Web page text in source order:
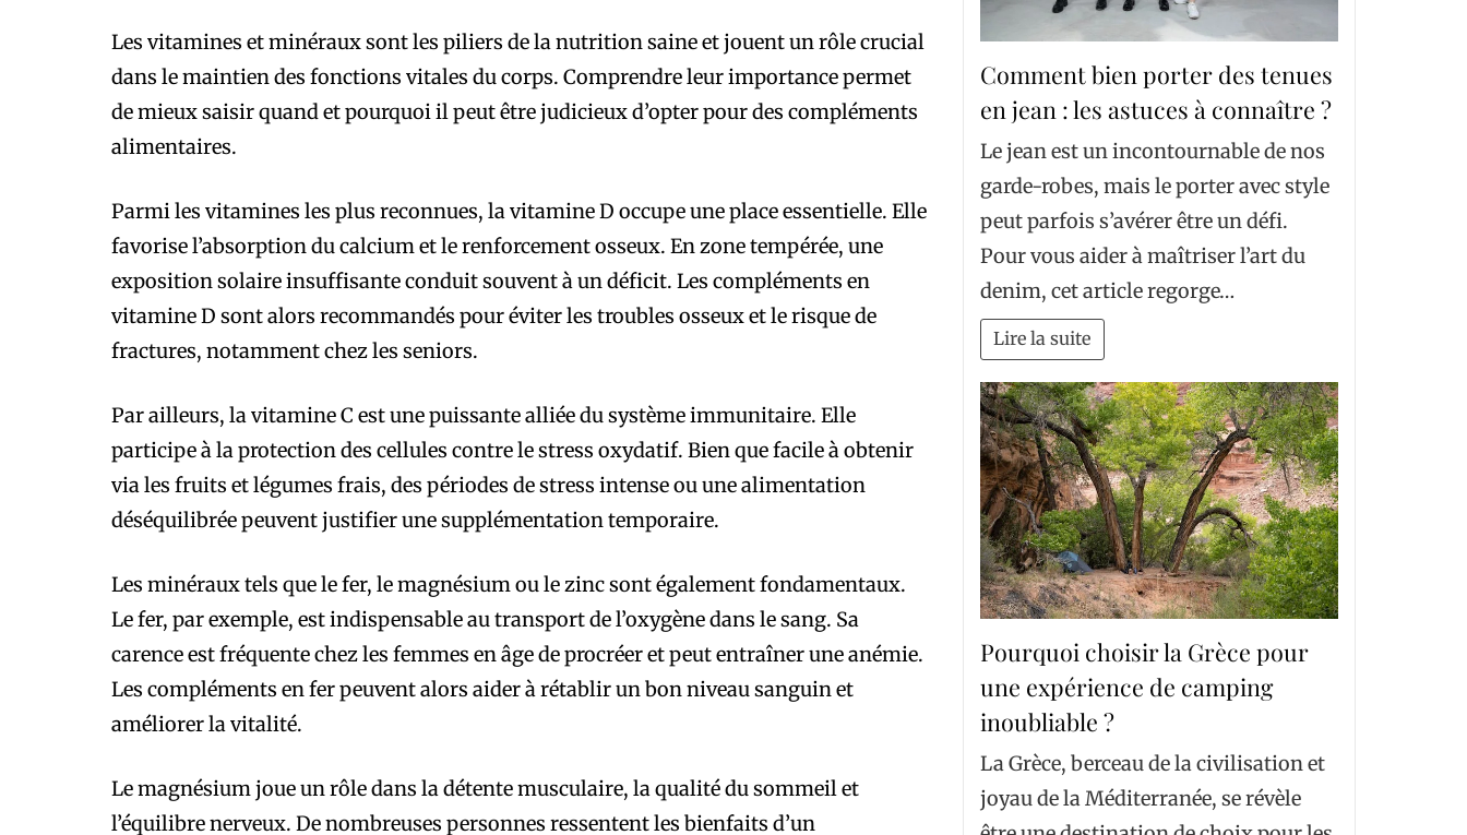
Les vitamines et minéraux sont les piliers de la nutrition saine et jouent un rôle crucial
dans le maintien des fonctions vitales du corps. Comprendre leur importance permet
de mieux saisir quand et pourquoi il peut être judicieux d’opter pour des compléments
alimentaires.
Parmi les vitamines les plus reconnues, la vitamine D occupe une place essentielle. Elle
favorise l’absorption du calcium et le renforcement osseux. En zone tempérée, une
exposition solaire insuffisante conduit souvent à un déficit. Les compléments en
vitamine D sont alors recommandés pour éviter les troubles osseux et le risque de
fractures, notamment chez les seniors.
Par ailleurs, la vitamine C est une puissante alliée du système immunitaire. Elle
participe à la protection des cellules contre le stress oxydatif. Bien que facile à obtenir
via les fruits et légumes frais, des périodes de stress intense ou une alimentation
déséquilibrée peuvent justifier une supplémentation temporaire.
Les minéraux tels que le fer, le magnésium ou le zinc sont également fondamentaux.
Le fer, par exemple, est indispensable au transport de l’oxygène dans le sang. Sa
carence est fréquente chez les femmes en âge de procréer et peut entraîner une anémie.
Les compléments en fer peuvent alors aider à rétablir un bon niveau sanguin et
améliorer la vitalité.
Le magnésium joue un rôle dans la détente musculaire, la qualité du sommeil et
l’équilibre nerveux. De nombreuses personnes ressentent les bienfaits d’un
Comment bien porter des tenues
en jean : les astuces à connaître ?
Le jean est un incontournable de nos
garde-robes, mais le porter avec style
peut parfois s’avérer être un défi.
Pour vous aider à maîtriser l’art du
denim, cet article regorge…
Lire la suite
Pourquoi choisir la Grèce pour
une expérience de camping
inoubliable ?
La Grèce, berceau de la civilisation et
joyau de la Méditerranée, se révèle